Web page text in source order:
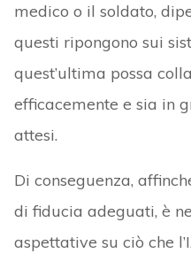
medico o il soldato,
questi ripongono sui
quest’ultima possa
efficacemente e sia in
attesi.
Di conseguenza,
di fiducia adeguati, è
aspettative su ciò che